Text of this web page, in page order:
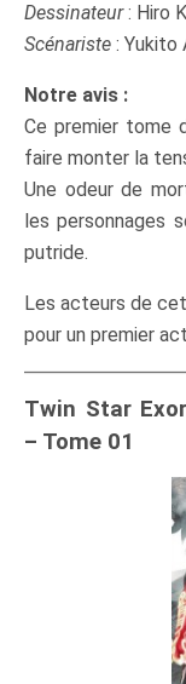
Dessinateur: Hiro
Scénariste : Yukito
Notre avis :
Ce premier tome
faire monter la
Une odeur de
les personnages
putride.
Les acteurs de
pour un premier
Twin Star
– Tome 01